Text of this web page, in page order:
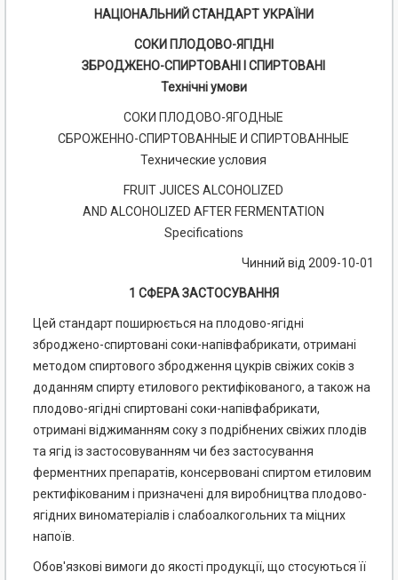
НАЦІОНАЛЬНИЙ СТАНДАРТ УКРАЇНИ
СОКИ ПЛОДОВО-ЯГІДНІ
ЗБРОДЖЕНО-СПИРТОВАНІ І СПИРТОВАНІ
Технічні умови
СОКИ ПЛОДОВО-ЯГОДНЫЕ
СБРОЖЕННО-СПИРТОВАННЫЕ И СПИРТОВАННЫЕ
Технические условия
FRUIT JUICES ALCOHOLIZED
AND ALCOHOLIZED AFTER FERMENTATION
Specifications
Чинний від 2009-10-01
1 СФЕРА ЗАСТОСУВАННЯ
Цей стандарт поширюється на плодово-ягідні
зброджено-спиртовані соки-напівфабрикати, отримані
методом спиртового збродження цукрів свіжих соків з
доданням спирту етилового ректифікованого, а також на
плодово-ягідні спиртовані соки-напівфабрикати,
отримані віджиманням соку з подрібнених свіжих плодів
та ягід із застосовуванням чи без застосування
ферментних препаратів, консервовані спиртом етиловим
ректифікованим і призначені для виробництва плодово-
ягідних виноматеріалів і слабоалкогольних та міцних
напоїв.
Обов'язкові вимоги до якості продукції, що стосуються її